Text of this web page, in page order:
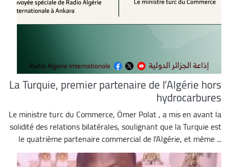
La Turquie, premier partenaire de l’Algérie hors
hydrocarbures
Le ministre turc du Commerce, Ömer Polat , a mis en avant la
solidité des relations bilatérales, soulignant que la Turquie est
le quatrième partenaire commercial de l'Algérie, et même ...